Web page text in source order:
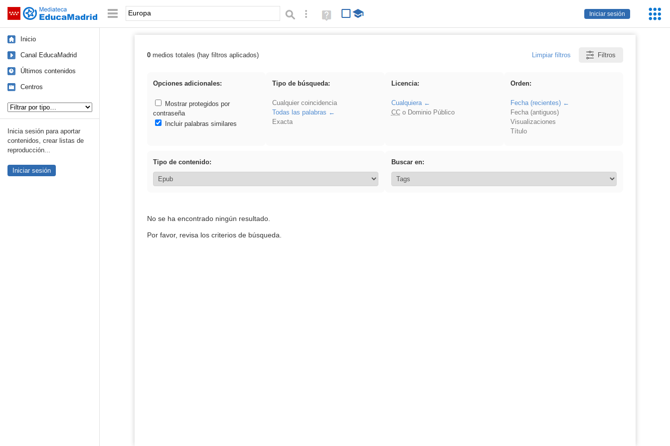
Saltar navegación
Iniciar sesión
Palabra o frase: Búsqueda avanzada
Ayuda
(en
Inicio
Canal EducaMadrid
Últimos contenidos
Centros
Inicia sesión para aportar
contenidos, crear listas de
reproducción...
Iniciar sesión
Resultados de: Europa
0medios totales (hay filtros aplicados) Limpiar filtros Filtros
Opciones adicionales:
Mostrar protegidos por
contraseña
Incluir palabras similares
Tipo de búsqueda:
Cualquier coincidencia
Todas las palabras
Exacta
Licencia:
Cualquiera
CCo Dominio Público
Orden:
Fecha (recientes)
Fecha (antiguos)
Visualizaciones
Título
Tipo de contenido: Buscar en:
No se ha encontrado ningún resultado.
Por favor, revisa los criterios de búsqueda.